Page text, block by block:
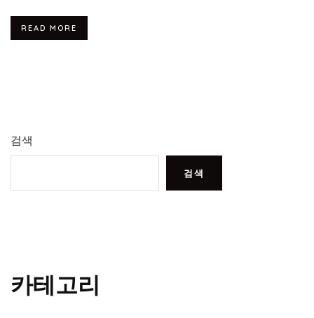
READ MORE
검색
검색
카테고리